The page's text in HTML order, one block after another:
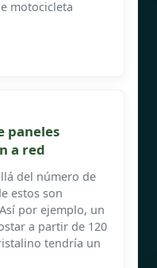
motocicleta
paneles
a red
del número de
estos son
por ejemplo, un
a partir de 120
tendría un